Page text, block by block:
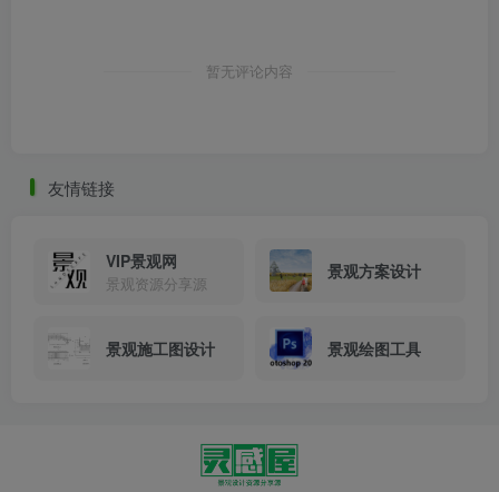
暂无评论内容
友情链接
VIP景观网
景观资源分享源
景观方案设计
景观施工图设计 景观绘图工具